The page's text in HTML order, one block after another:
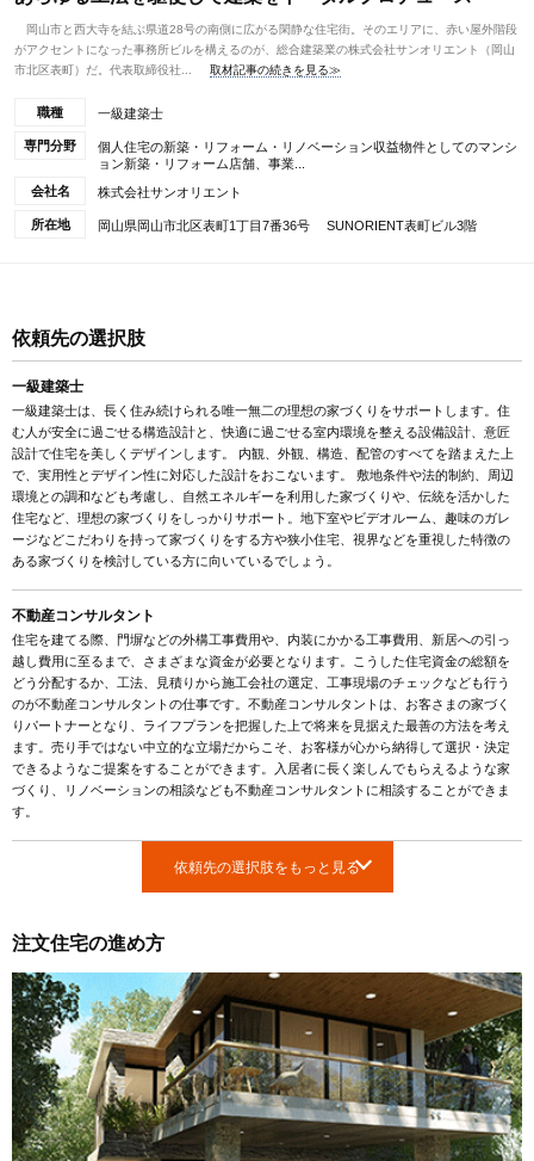
岡山市と西大寺を結ぶ県道28号の南側に広がる閑静な住宅街。そのエリアに、赤い屋外階段
がアクセントになった事務所ビルを構えるのが、総合建築業の株式会社サンオリエント（岡山
市北区表町）だ。代表取締役社...
取材記事の続きを見る≫
職種 一級建築士
専門分野
個人住宅の新築・リフォーム・リノベーション収益物件としてのマンシ
ョン新築・リフォーム店舗、事業...
会社名
株式会社サンオリエント
所在地 岡山県岡山市北区表町1丁目7番36号 SUNORIENT表町ビル3階
依頼先の選択肢
一級建築士
一級建築士は、長く住み続けられる唯一無二の理想の家づくりをサポートします。住
む人が安全に過ごせる構造設計と、快適に過ごせる室内環境を整える設備設計、意匠
設計で住宅を美しくデザインします。 内観、外観、構造、配管のすべてを踏まえた上
で、実用性とデザイン性に対応した設計をおこないます。 敷地条件や法的制約、周辺
環境との調和なども考慮し、自然エネルギーを利用した家づくりや、伝統を活かした
住宅など、理想の家づくりをしっかりサポート。地下室やビデオルーム、趣味のガレ
ージなどこだわりを持って家づくりをする方や狭小住宅、視界などを重視した特徴の
ある家づくりを検討している方に向いているでしょう。
不動産コンサルタント
住宅を建てる際、門塀などの外構工事費用や、内装にかかる工事費用、新居への引っ
越し費用に至るまで、さまざまな資金が必要となります。こうした住宅資金の総額を
どう分配するか、工法、見積りから施工会社の選定、工事現場のチェックなども行う
のが不動産コンサルタントの仕事です。不動産コンサルタントは、お客さまの家づく
りパートナーとなり、ライフプランを把握した上で将来を見据えた最善の方法を考え
ます。売り手ではない中立的な立場だからこそ、お客様が心から納得して選択・決定
できるようなご提案をすることができます。入居者に長く楽しんでもらえるような家
づくり、リノベーションの相談なども不動産コンサルタントに相談することができま
す。
依頼先の選択肢をもっと見る
注文住宅の進め方